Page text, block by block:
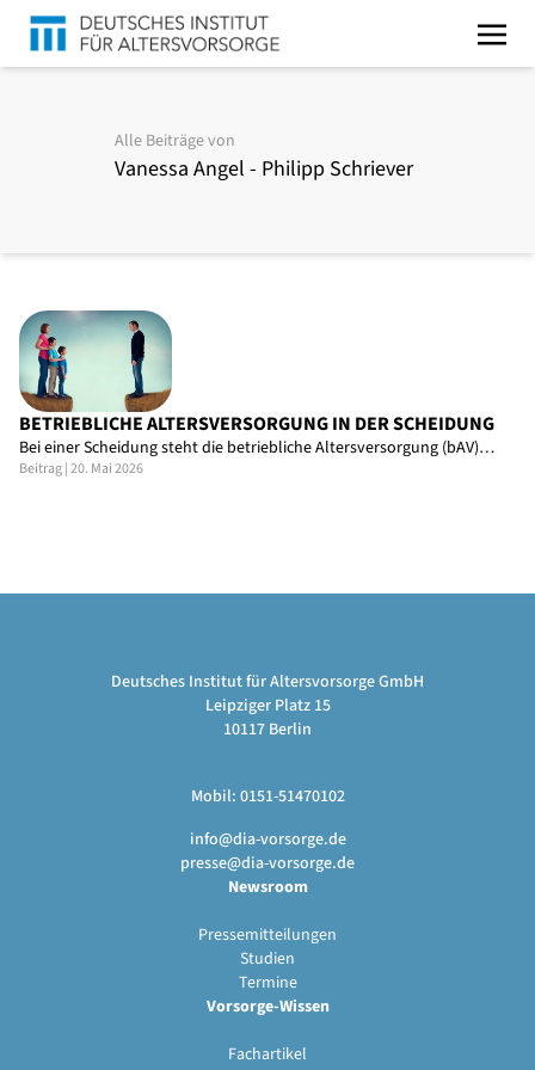
Alle Beiträge von
Vanessa Angel - Philipp Schriever
BETRIEBLICHE ALTERSVERSORGUNG IN DER SCHEIDUNG
Bei einer Scheidung steht die betriebliche Altersversorgung (bAV)…
Beitrag | 20. Mai 2026
Deutsches Institut für Altersvorsorge GmbH
Leipziger Platz 15
10117 Berlin
Mobil: 0151-51470102
info@dia-vorsorge.de
presse@dia-vorsorge.de
Newsroom
Pressemitteilungen
Studien
Termine
Vorsorge-Wissen
Fachartikel